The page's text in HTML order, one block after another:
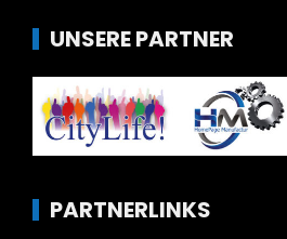
UNSERE PARTNER
PARTNERLINKS